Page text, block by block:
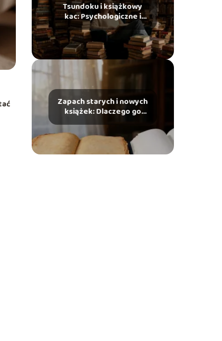
Tsundoku i książkowy
kac: Psychologiczne i
kulturowe zjawiska ze
świata czytelników
Zapach starych i nowych
książek: Dlaczego go
uwielbiamy i co mówi o
tym chemia?